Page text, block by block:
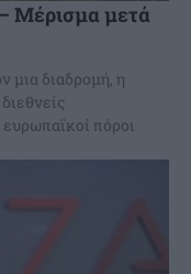
Μέρισμα μετά
μια διαδρομή, η
πόροι